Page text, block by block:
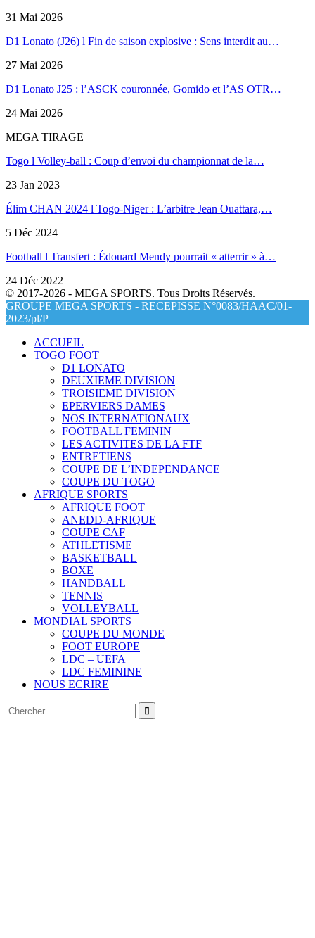
31 Mai 2026
D1 Lonato (J26) l Fin de saison explosive : Sens interdit au…
27 Mai 2026
D1 Lonato J25 : l’ASCK couronnée, Gomido et l’AS OTR…
24 Mai 2026
MEGA TIRAGE
Togo l Volley-ball : Coup d’envoi du championnat de la…
23 Jan 2023
Élim CHAN 2024 l Togo-Niger : L’arbitre Jean Ouattara,…
5 Déc 2024
Football l Transfert : Édouard Mendy pourrait « atterrir » à…
24 Déc 2022
© 2017-2026 - MEGA SPORTS. Tous Droits Réservés.
GROUPE MEGA SPORTS - RECEPISSE N°0083/HAAC/01-
2023/pl/P
ACCUEIL
TOGO FOOT
D1 LONATO
DEUXIEME DIVISION
TROISIEME DIVISION
EPERVIERS DAMES
NOS INTERNATIONAUX
FOOTBALL FEMININ
LES ACTIVITES DE LA FTF
ENTRETIENS
COUPE DE L’INDEPENDANCE
COUPE DU TOGO
AFRIQUE SPORTS
AFRIQUE FOOT
ANEDD-AFRIQUE
COUPE CAF
ATHLETISME
BASKETBALL
BOXE
HANDBALL
TENNIS
VOLLEYBALL
MONDIAL SPORTS
COUPE DU MONDE
FOOT EUROPE
LDC – UEFA
LDC FEMININE
NOUS ECRIRE